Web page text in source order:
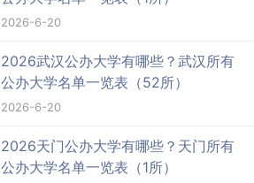
2026-6-20
2026武汉公办大学有哪些？武汉所有
公办大学名单一览表（52所）
2026-6-20
2026天门公办大学有哪些？天门所有
公办大学名单一览表（1所）